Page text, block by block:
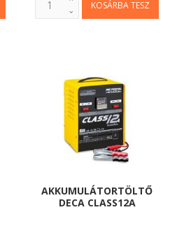
AKKUMULÁTORTÖLTŐ
DECA CLASS12A